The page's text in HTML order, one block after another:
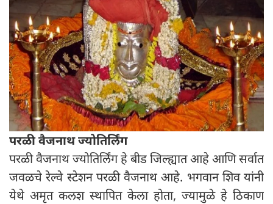
परळी वैजनाथ ज्योतिर्लिंग
परळी वैजनाथ ज्योतिर्लिंग हे बीड जिल्ह्यात आहे आणि सर्वात
जवळचे रेल्वे स्टेशन परळी वैजनाथ आहे. भगवान शिव यांनी
येथे अमृत कलश स्थापित केला होता, ज्यामुळे हे ठिकाण